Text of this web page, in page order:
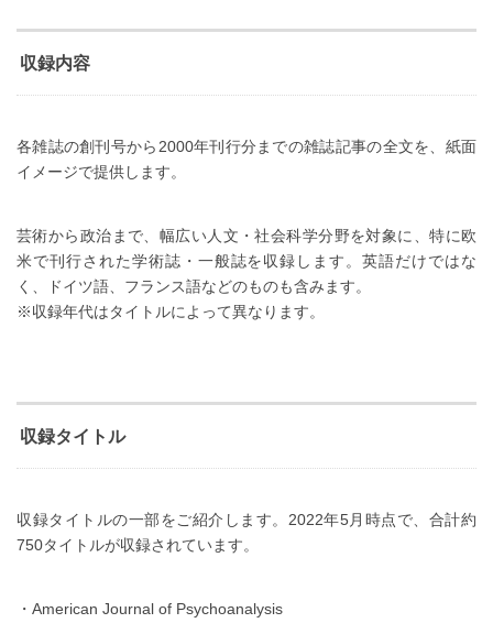
収録内容
各雑誌の創刊号から2000年刊行分までの雑誌記事の全文を、紙面
イメージで提供します。
芸術から政治まで、幅広い人文・社会科学分野を対象に、特に欧
米で刊行された学術誌・一般誌を収録します。英語だけではな
く、ドイツ語、フランス語などのものも含みます。
※収録年代はタイトルによって異なります。
収録タイトル
収録タイトルの一部をご紹介します。2022年5月時点で、合計約
750タイトルが収録されています。
・American Journal of Psychoanalysis